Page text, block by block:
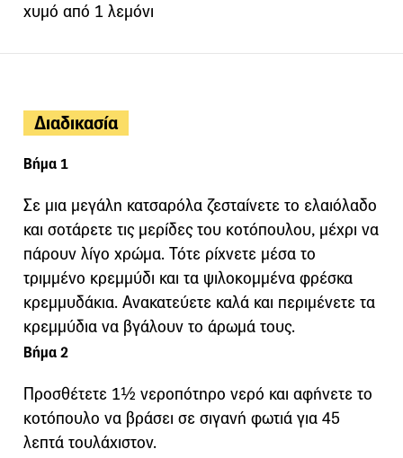
χυμό από 1 λεμόνι
Διαδικασία
Βήμα 1
Σε μια μεγάλη κατσαρόλα ζεσταίνετε το ελαιόλαδο
και σοτάρετε τις μερίδες του κοτόπουλου, μέχρι να
πάρουν λίγο χρώμα. Τότε ρίχνετε μέσα το
τριμμένο κρεμμύδι και τα ψιλοκομμένα φρέσκα
κρεμμυδάκια. Ανακατεύετε καλά και περιμένετε τα
κρεμμύδια να βγάλουν το άρωμά τους.
Βήμα 2
Προσθέτετε 1½ νεροπότηρο νερό και αφήνετε το
κοτόπουλο να βράσει σε σιγανή φωτιά για 45
λεπτά τουλάχιστον.